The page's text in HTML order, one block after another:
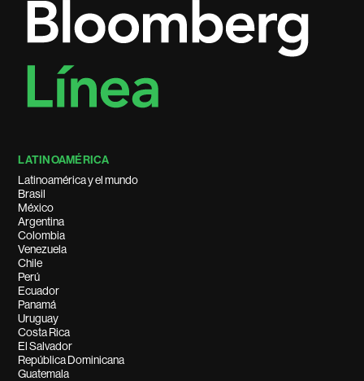
LATINOAMÉRICA
Latinoamérica y el mundo
Brasil
México
Argentina
Colombia
Venezuela
Chile
Perú
Ecuador
Panamá
Uruguay
Costa Rica
El Salvador
República Dominicana
Guatemala